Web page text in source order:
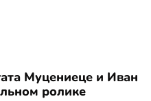
Муцениеце и Иван
ролике